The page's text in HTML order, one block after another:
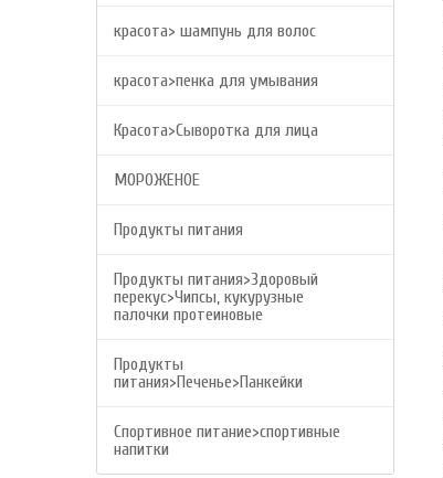
красота> шампунь для волос
красота>пенка для умывания
Красота>Сыворотка для лица
МОРОЖЕНОЕ
Продукты питания
Продукты питания>Здоровый
перекус>Чипсы, кукурузные
палочки протеиновые
Продукты
питания>Печенье>Панкейки
Спортивное питание>спортивные
напитки